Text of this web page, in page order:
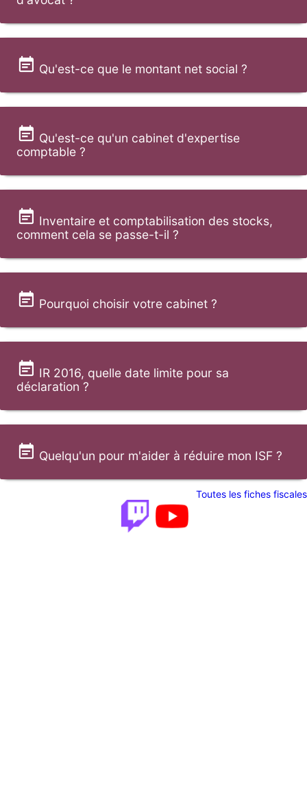
Qu'est-ce que le montant net social ?
Qu'est-ce qu'un cabinet d'expertise
comptable ?
Inventaire et comptabilisation des stocks,
comment cela se passe-t-il ?
Pourquoi choisir votre cabinet ?
IR 2016, quelle date limite pour sa
déclaration ?
Quelqu'un pour m'aider à réduire mon ISF ?
Toutes les fiches fiscales